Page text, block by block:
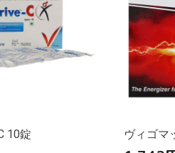
10錠 ヴィゴマ